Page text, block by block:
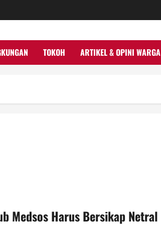
TOKOH ARTIKEL & OPINI WARGA
Medsos Harus Bersikap Netral